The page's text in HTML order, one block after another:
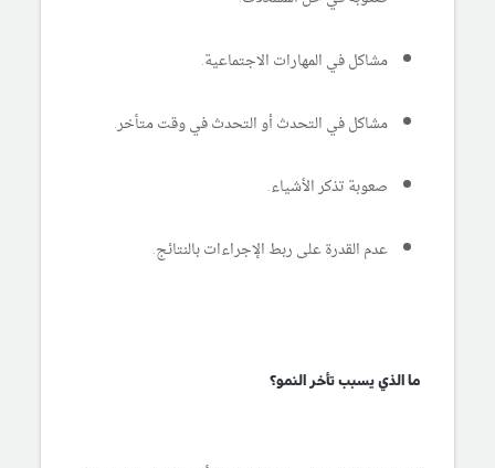
مشاكل في المهارات الاجتماعية.
مشاكل في التحدث أو التحدث في وقت متأخر.
صعوبة تذكر الأشياء.
عدم القدرة على ربط الإجراءات بالنتائج.
ما الذي يسبب تأخر النمو؟